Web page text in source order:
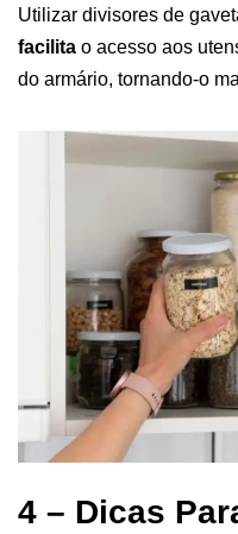
Utilizar divisores de
facilita o acesso aos
do armário, tornando-o
4 – Dicas